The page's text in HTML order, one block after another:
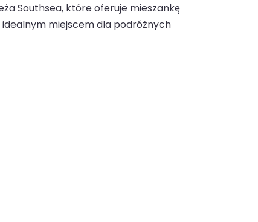
Southsea, które oferuje mieszankę
miejscem dla podróżnych